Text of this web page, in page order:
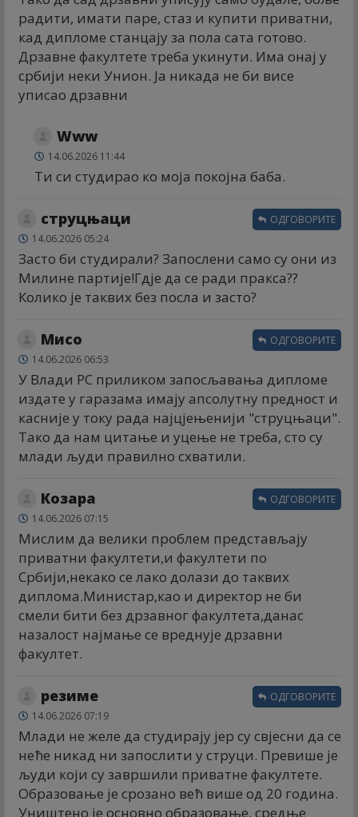
радити, имати паре, стаз и купити приватни,
кад дипломе станцају за пола сата готово.
Дрзавне факултете треба укинути. Има онај у
србији неки Унион. Ја никада не би висе
уписао дрзавни
Www
14.06.2026 11:44
Ти си студирао ко моја покојна баба.
струцњаци
14.06.2026 05:24
Засто би студирали? Запослени само су они из
Милине партије!Гдје да се ради пракса??
Колико је таквих без посла и засто?
ОДГОВОРИТЕ
Мисо
14.06.2026 06:53
У Влади РС приликом запосљавања дипломе
издате у гаразама имају апсолутну предност и
касније у току рада најцјењенији "струцњаци".
Тако да нам цитање и уцење не треба, сто су
млади људи правилно схватили.
ОДГОВОРИТЕ
Козара
14.06.2026 07:15
Мислим да велики проблем представљају
приватни факултети,и факултети по
Србији,некако се лако долази до таквих
диплома.Министар,као и директор не би
смели бити без дрзавног факултета,данас
назалост најмање се вреднује дрзавни
факултет.
ОДГОВОРИТЕ
резиме
14.06.2026 07:19
Млади не желе да студирају јер су свјесни да се
неће никад ни запослити у струци. Превише је
људи који су завршили приватне факултете.
Образовање је срозано већ више од 20 година.
Уништено је основно образовање, средње
ОДГОВОРИТЕ